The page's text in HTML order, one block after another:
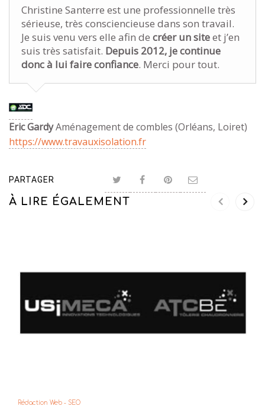
Christine Santerre est une professionnelle très
sérieuse, très consciencieuse dans son travail.
Je suis venu vers elle afin de créer un siteet j’en
suis très satisfait. Depuis 2012, je continue
donc à lui faire confiance. Merci pour tout.
Eric GardyAménagement de combles (Orléans, Loiret)
https://www.travauxisolation.fr
PARTAGER
À LIRE ÉGALEMENT
Rédaction Web - SEO